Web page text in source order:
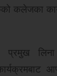
कलेजका
प्रमुख